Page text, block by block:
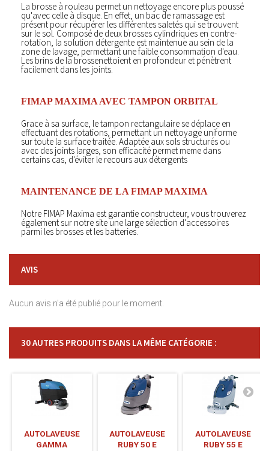
La brosse à rouleau permet un nettoyage encore plus poussé
qu'avec celle à disque. En effet, un bac de ramassage est
présent pour récupérer les différentes saletés qui se trouvent
sur le sol. Composé de deux brosses cylindriques en contre-
rotation, la solution détergente est maintenue au sein de la
zone de lavage, permettant une faible consommation d'eau.
Les brins de la brossenettoient en profondeur et pénètrent
facilement dans les joints.
FIMAP MAXIMA AVEC TAMPON ORBITAL
Grace à sa surface, le tampon rectangulaire se déplace en
effectuant des rotations, permettant un nettoyage uniforme
sur toute la surface traitée. Adaptée aux sols structurés ou
avec des joints larges, son efficacité permet meme dans
certains cas, d'éviter le recours aux détergents
MAINTENANCE DE LA FIMAP MAXIMA
Notre FIMAP Maxima est garantie constructeur, vous trouverez
également sur notre site une large sélection d'accessoires
parmi les brosses et les batteries.
AVIS
Aucun avis n'a été publié pour le moment.
30 AUTRES PRODUITS DANS LA MÊME CATÉGORIE :
AUTOLAVEUSE
GAMMA
AUTOLAVEUSE
RUBY 50 E
AUTOLAVEUSE
RUBY 55 E